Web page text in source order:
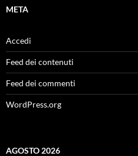
META
Accedi
Feed dei contenuti
Feed dei commenti
WordPress.org
AGOSTO 2026